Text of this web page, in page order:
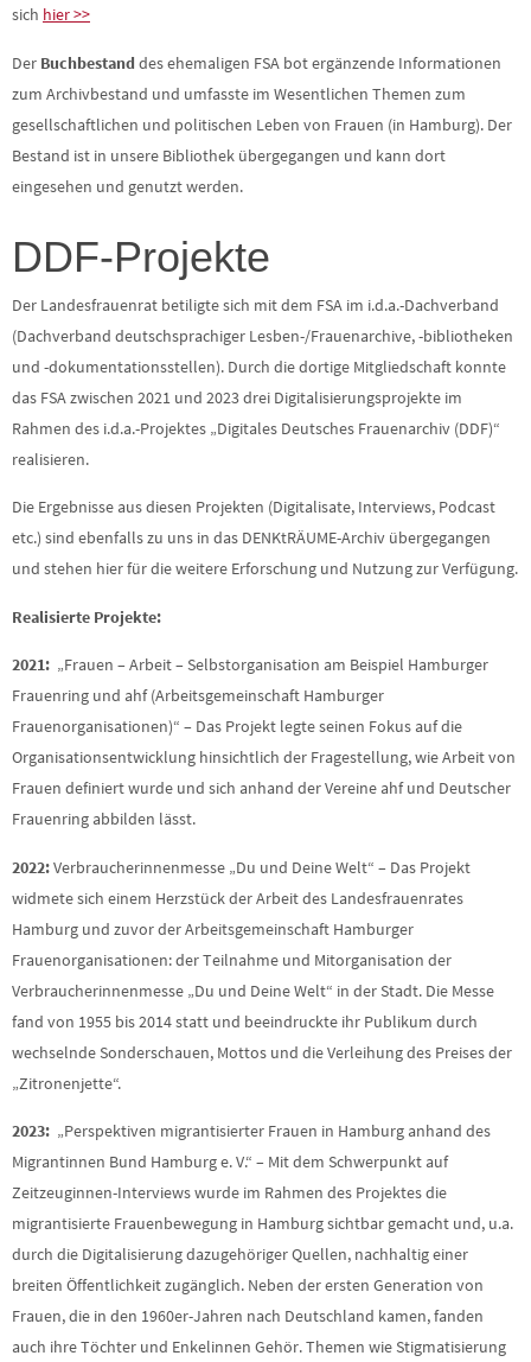
sich hier >>
Der Buchbestand des ehemaligen FSA bot ergänzende Informationen
zum Archivbestand und umfasste im Wesentlichen Themen zum
gesellschaftlichen und politischen Leben von Frauen (in Hamburg). Der
Bestand ist in unsere Bibliothek übergegangen und kann dort
eingesehen und genutzt werden.
DDF-Projekte
Der Landesfrauenrat betiligte sich mit dem FSA im i.d.a.-Dachverband
(Dachverband deutschsprachiger Lesben-/Frauenarchive, -bibliotheken
und -dokumentationsstellen). Durch die dortige Mitgliedschaft konnte
das FSA zwischen 2021 und 2023 drei Digitalisierungsprojekte im
Rahmen des i.d.a.-Projektes „Digitales Deutsches Frauenarchiv (DDF)“
realisieren.
Die Ergebnisse aus diesen Projekten (Digitalisate, Interviews, Podcast
etc.) sind ebenfalls zu uns in das DENKtRÄUME-Archiv übergegangen
und stehen hier für die weitere Erforschung und Nutzung zur Verfügung.
Realisierte Projekte:
2021: „Frauen – Arbeit – Selbstorganisation am Beispiel Hamburger
Frauenring und ahf (Arbeitsgemeinschaft Hamburger
Frauenorganisationen)“ – Das Projekt legte seinen Fokus auf die
Organisationsentwicklung hinsichtlich der Fragestellung, wie Arbeit von
Frauen definiert wurde und sich anhand der Vereine ahf und Deutscher
Frauenring abbilden lässt.
2022:Verbraucherinnenmesse „Du und Deine Welt“ – Das Projekt
widmete sich einem Herzstück der Arbeit des Landesfrauenrates
Hamburg und zuvor der Arbeitsgemeinschaft Hamburger
Frauenorganisationen: der Teilnahme und Mitorganisation der
Verbraucherinnenmesse „Du und Deine Welt“ in der Stadt. Die Messe
fand von 1955 bis 2014 statt und beeindruckte ihr Publikum durch
wechselnde Sonderschauen, Mottos und die Verleihung des Preises der
„Zitronenjette“.
2023: „Perspektiven migrantisierter Frauen in Hamburg anhand des
Migrantinnen Bund Hamburg e. V.“ – Mit dem Schwerpunkt auf
Zeitzeuginnen-Interviews wurde im Rahmen des Projektes die
migrantisierte Frauenbewegung in Hamburg sichtbar gemacht und, u.a.
durch die Digitalisierung dazugehöriger Quellen, nachhaltig einer
breiten Öffentlichkeit zugänglich. Neben der ersten Generation von
Frauen, die in den 1960er-Jahren nach Deutschland kamen, fanden
auch ihre Töchter und Enkelinnen Gehör. Themen wie Stigmatisierung